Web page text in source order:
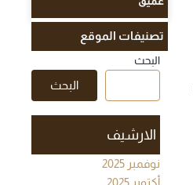
عميق
تصنيفات الموقع
البحث
البحث
الارشيف
نوفمبر 2025